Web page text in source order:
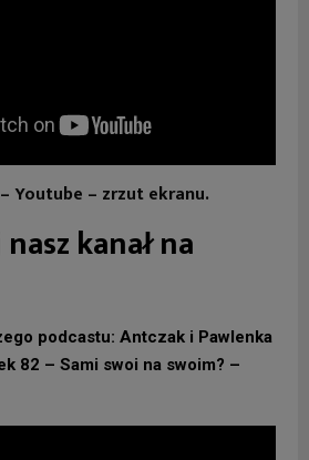
Youtube – zrzut ekranu.
kanał na
podcastu: Antczak i Pawlenka
82 – Sami swoi na swoim? –